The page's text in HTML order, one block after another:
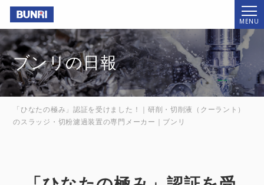
MENU
ブンリの日報
「ひなたの極み」認証を受けました！｜研削・切削液（クーラント）
のスラッジ・切粉濾過装置の専門メーカー｜ブンリ